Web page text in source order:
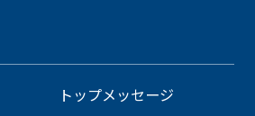
トップメッセージ